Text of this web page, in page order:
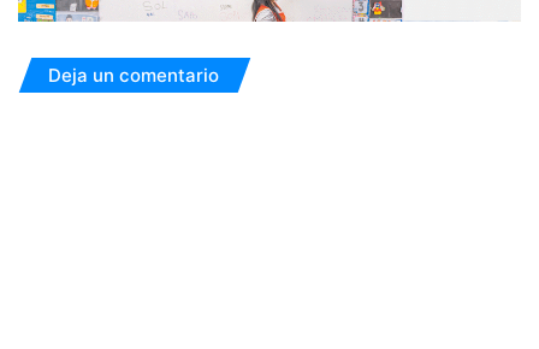
Deja un comentario